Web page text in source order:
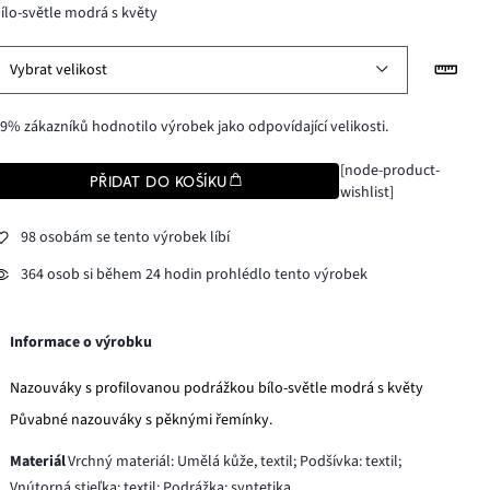
světle modrá s květy
Vybrat velikost
zákazníků hodnotilo výrobek jako odpovídající velikosti.
PŘIDAT DO KOŠÍKU
[node-product-
wishlist]
98 osobám se tento výrobek líbí
364 osob si během 24 hodin prohlédlo tento výrobek
Informace o výrobku
Nazouváky s profilovanou podrážkou bílo-světle modrá s květy
Půvabné nazouváky s pěknými řemínky.
MateriálVrchný materiál: Umělá kůže, textil; Podšívka: textil;